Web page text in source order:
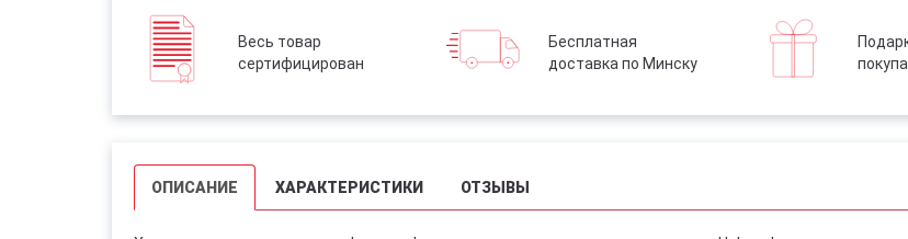
Весь товар
сертифицирован
Бесплатная
доставка по Минску
ОПИСАНИЕ ХАРАКТЕРИСТИКИ ОТЗЫВЫ